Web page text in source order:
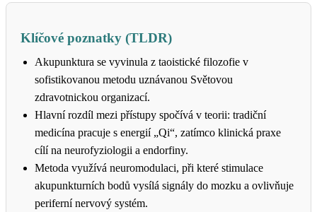
Klíčové poznatky (TLDR)
Akupunktura se vyvinula z taoistické filozofie v
sofistikovanou metodu uznávanou Světovou
zdravotnickou organizací.
Hlavní rozdíl mezi přístupy spočívá v teorii: tradiční
medicína pracuje s energií „Qi“, zatímco klinická praxe
cílí na neurofyziologii a endorfiny.
Metoda využívá neuromodulaci, při které stimulace
akupunkturních bodů vysílá signály do mozku a ovlivňuje
periferní nervový systém.